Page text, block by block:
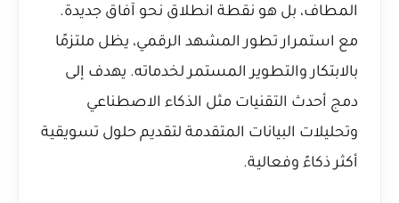
المطاف، بل هو نقطة انطلاق نحو آفاق جديدة.
مع استمرار تطور المشهد الرقمي، يظل ملتزمًا
بالابتكار والتطوير المستمر لخدماته. يهدف إلى
دمج أحدث التقنيات مثل الذكاء الاصطناعي
وتحليلات البيانات المتقدمة لتقديم حلول تسويقية
أكثر ذكاءً وفعالية.